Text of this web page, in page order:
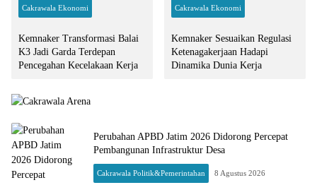
Cakrawala Ekonomi
Kemnaker Transformasi Balai
K3 Jadi Garda Terdepan
Pencegahan Kecelakaan Kerja
Cakrawala Ekonomi
Kemnaker Sesuaikan Regulasi
Ketenagakerjaan Hadapi
Dinamika Dunia Kerja
Perubahan APBD Jatim 2026 Didorong Percepat
Pembangunan Infrastruktur Desa
Cakrawala Politik&Pemerintahan 8 Agustus 2026